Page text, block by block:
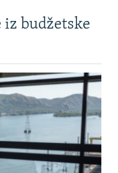
budžetske